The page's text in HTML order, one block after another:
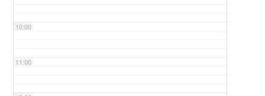
10:00
11:00